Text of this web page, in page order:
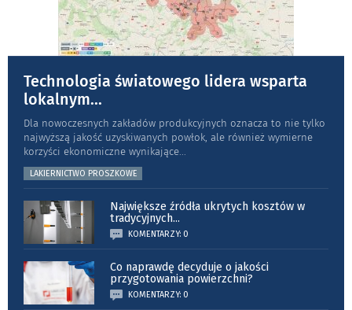
Technologia światowego lidera wsparta
lokalnym...
Dla nowoczesnych zakładów produkcyjnych oznacza to nie tylko
najwyższą jakość uzyskiwanych powłok, ale również wymierne
korzyści ekonomiczne wynikające...
LAKIERNICTWO PROSZKOWE
Największe źródła ukrytych kosztów w
tradycyjnych...
KOMENTARZY: 0
Co naprawdę decyduje o jakości
przygotowania powierzchni?
KOMENTARZY: 0